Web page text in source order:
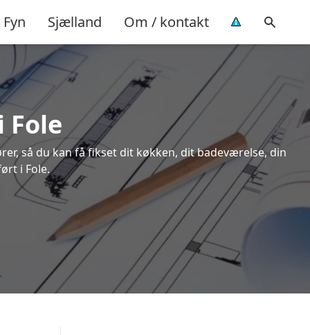
Fyn Sjælland Om / kontakt
så du kan få fikset dit køkken, dit badeværelse, din
i Fole.